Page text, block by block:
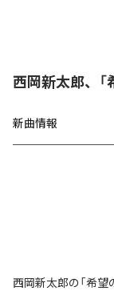
西岡新太郎、「
新曲情報
西岡新太郎の「希